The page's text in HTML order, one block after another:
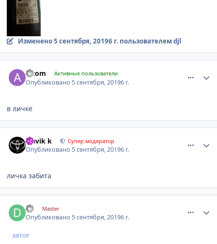
Изменено5 сентября, 20196 г. пользователем djl
alcom Активные пользователи
Опубликовано 5 сентября, 20196 г.
в личке
Slavik k Супер модератор
Опубликовано 5 сентября, 20196 г.
личка забита
djl Master
Опубликовано 5 сентября, 20196 г.
АВТОР